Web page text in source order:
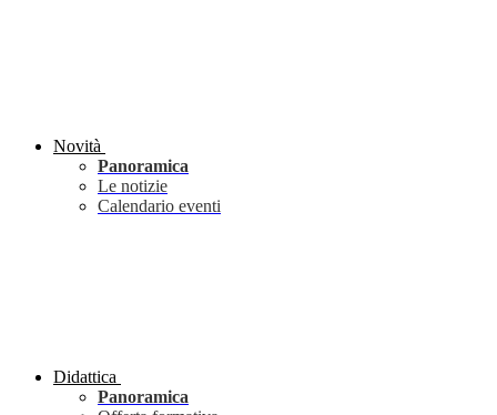
Novità
Panoramica
Le notizie
Calendario eventi
Didattica
Panoramica